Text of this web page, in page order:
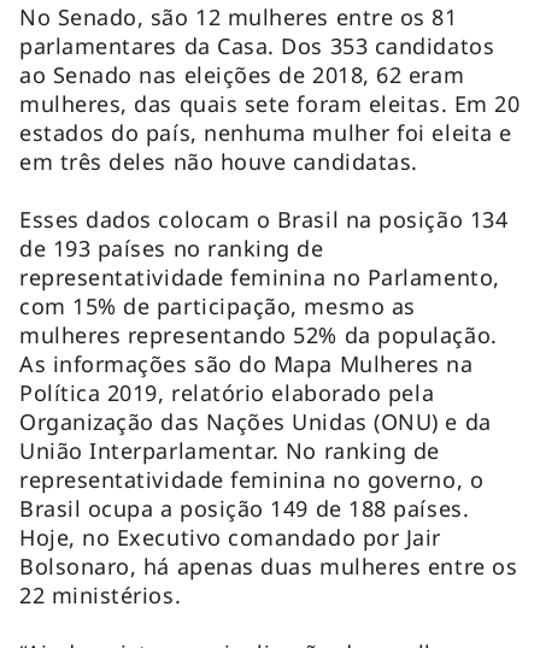
No Senado, são 12 mulheres entre os 81
parlamentares da Casa. Dos 353 candidatos
ao Senado nas eleições de 2018, 62 eram
mulheres, das quais sete foram eleitas. Em 20
estados do país, nenhuma mulher foi eleita e
em três deles não houve candidatas.
Esses dados colocam o Brasil na posição 134
de 193 países no ranking de
representatividade feminina no Parlamento,
com 15% de participação, mesmo as
mulheres representando 52% da população.
As informações são do Mapa Mulheres na
Política 2019, relatório elaborado pela
Organização das Nações Unidas (ONU) e da
União Interparlamentar. No ranking de
representatividade feminina no governo, o
Brasil ocupa a posição 149 de 188 países.
Hoje, no Executivo comandado por Jair
Bolsonaro, há apenas duas mulheres entre os
22 ministérios.